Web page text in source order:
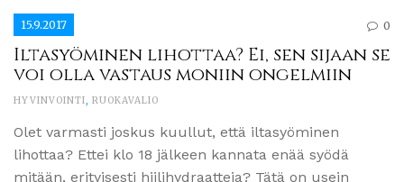
15.9.2017 0
Iltasyöminen lihottaa? Ei, sen sijaan se
voi olla vastaus moniin ongelmiin
HYVINVOINTI, RUOKAVALIO
Olet varmasti joskus kuullut, että iltasyöminen
lihottaa? Ettei klo 18 jälkeen kannata enää syödä
mitään, erityisesti hiilihydraatteja? Tätä on usein